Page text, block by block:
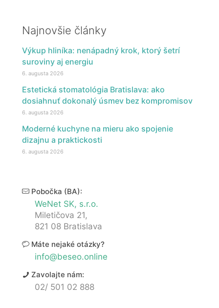
Najnovšie články
Výkup hliníka: nenápadný krok, ktorý šetrí
suroviny aj energiu
6. augusta 2026
Estetická stomatológia Bratislava: ako
dosiahnuť dokonalý úsmev bez kompromisov
6. augusta 2026
Moderné kuchyne na mieru ako spojenie
dizajnu a praktickosti
6. augusta 2026
Pobočka (BA):
WeNet SK, s.r.o.
Miletičova 21,
821 08 Bratislava
Máte nejaké otázky?
info@beseo.online
Zavolajte nám:
02/ 501 02 888